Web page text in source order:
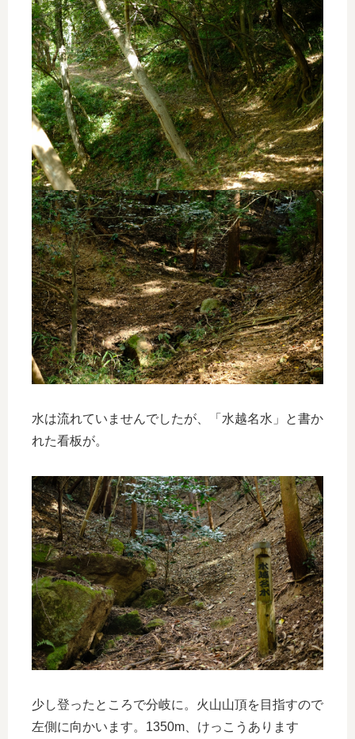
水は流れていませんでしたが、「水越名水」と書か
れた看板が。
少し登ったところで分岐に。火山山頂を目指すので
左側に向かいます。1350m、けっこうあります